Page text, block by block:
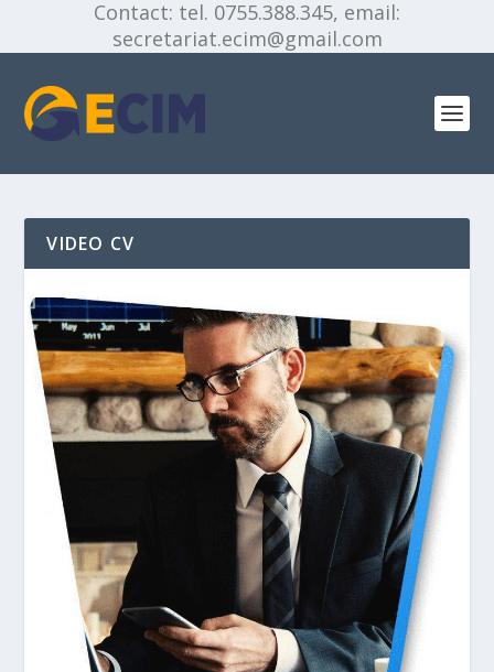
Contact: tel. 0755.388.345, email:
secretariat.ecim@gmail.com
VIDEO CV